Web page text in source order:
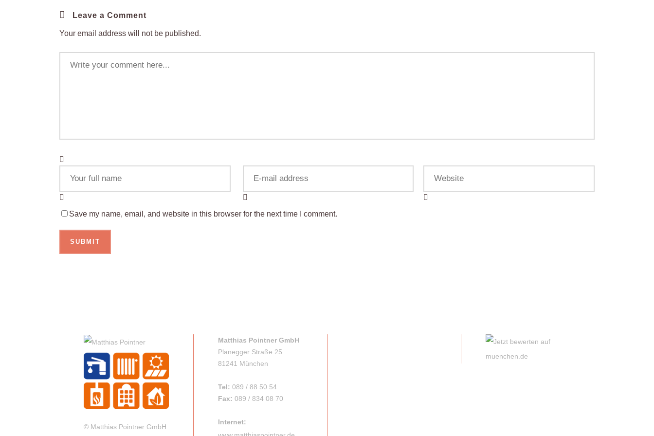
Leave a Comment
Your email address will not be published.
Save my name, email, and website in this browser for the next time I comment.
© Matthias Pointner GmbH
Matthias Pointner GmbH
Planegger Straße 25
81241 München
Tel: 089 / 88 50 54
Fax: 089 / 834 08 70
Internet: